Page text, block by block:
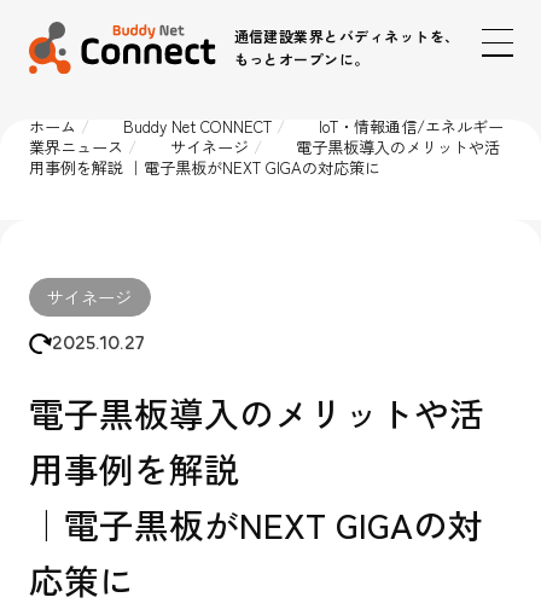
通信建設業界とバディネットを、
もっとオープンに。
ピープル＆カルチャー
IoT・情報通信/エネルギー業界ニュース
IoT / 5G時代のインフラパートナー
Buddy Net ホームページへ
ホーム Buddy Net CONNECT
IoT・情報通信/エネルギー
業界ニュース
サイネージ
電子黒板導入のメリットや活
用事例を解説 ｜電子黒板がNEXT GIGAの対応策に
サイネージ
2025.10.27
電子黒板導入のメリットや活
用事例を解説
｜電子黒板がNEXT GIGAの対
応策に